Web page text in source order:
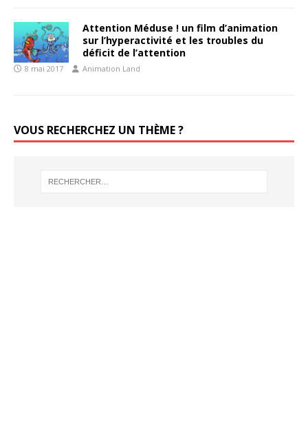
Attention Méduse ! un film d’animation
sur l’hyperactivité et les troubles du
déficit de l’attention
8 mai 2017 Animation Land
VOUS RECHERCHEZ UN THÈME ?